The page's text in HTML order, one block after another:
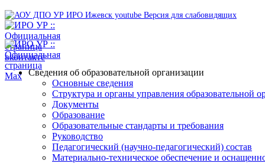
Версия для слабовидящих
Сведения об образовательной организации
Основные сведения
Структура и органы управления образовательной
Документы
Образование
Образовательные стандарты и требования
Руководство
Педагогический (научно-педагогический) состав
Материально-техническое обеспечение и